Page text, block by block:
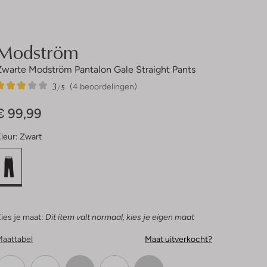
Modström Pantalon Gale Straight Pants
(4 beoordelingen)
3/5
99,99
Zwart
je maat: Dit item valt normaal, kies je eigen maat
Maat uitverkocht?